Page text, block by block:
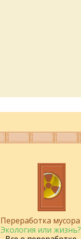
Переработка мусора
Экология или жизнь?